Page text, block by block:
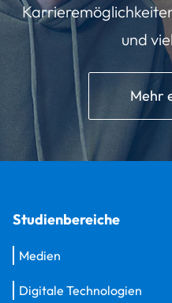
und
Mehr
Studienbereiche
Medien
Digitale Technologien